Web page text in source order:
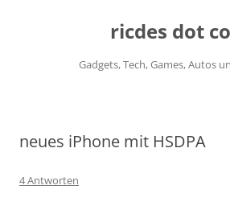
ricdes dot
Gadgets, Tech, Games, Autos
neues iPhone mit HSDPA
4 Antworten